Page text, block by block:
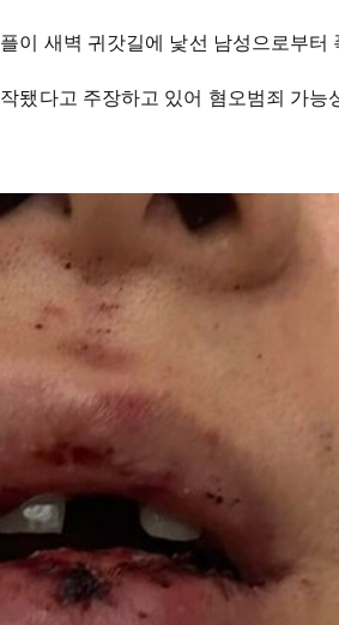
이 새벽 귀갓길에 낯선 남성으로부터
됐다고 주장하고 있어 혐오범죄 가능